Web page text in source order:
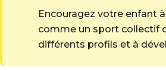
Encouragez votre enfant
comme un sport collectif
différents profils et à